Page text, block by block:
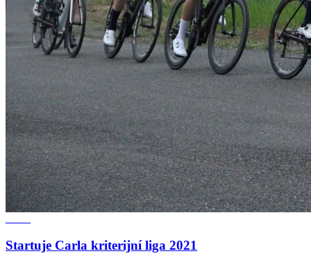
Startuje Carla kriterijní liga 2021